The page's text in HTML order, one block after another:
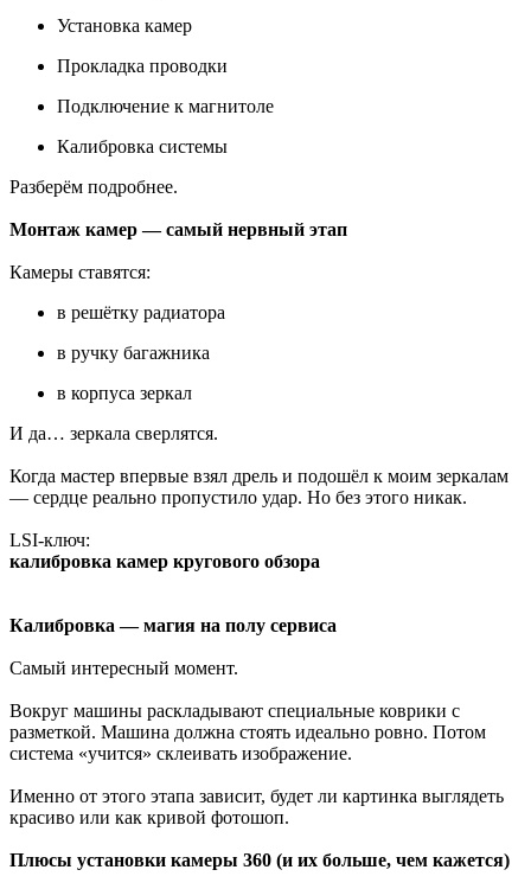
Установка камер
Прокладка проводки
Подключение к магнитоле
Калибровка системы
Разберём подробнее.
Монтаж камер — самый нервный этап
Камеры ставятся:
в решётку радиатора
в ручку багажника
в корпуса зеркал
И да… зеркала сверлятся.
Когда мастер впервые взял дрель и подошёл к моим зеркалам
— сердце реально пропустило удар. Но без этого никак.
LSI-ключ:
калибровка камер кругового обзора
Калибровка — магия на полу сервиса
Самый интересный момент.
Вокруг машины раскладывают специальные коврики с
разметкой. Машина должна стоять идеально ровно. Потом
система «учится» склеивать изображение.
Именно от этого этапа зависит, будет ли картинка выглядеть
красиво или как кривой фотошоп.
Плюсы установки камеры 360 (и их больше, чем кажется)